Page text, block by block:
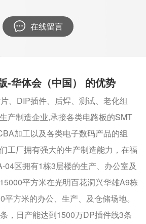
在线留言
-华体会（中国） 的优势
、DIP插件、后焊、测试、老化组
产制造企业,承接各类电路板的SMT
加工以及各类电子数码产品的组
工厂拥有强大的生产制造能力，在福
04区拥有1栋3层楼的生产、办公室及
平方米在光明百花洞兴华雄A9栋
方米的办公、生产、及仓储场地。
，日产能达到1500万DP插件线3条